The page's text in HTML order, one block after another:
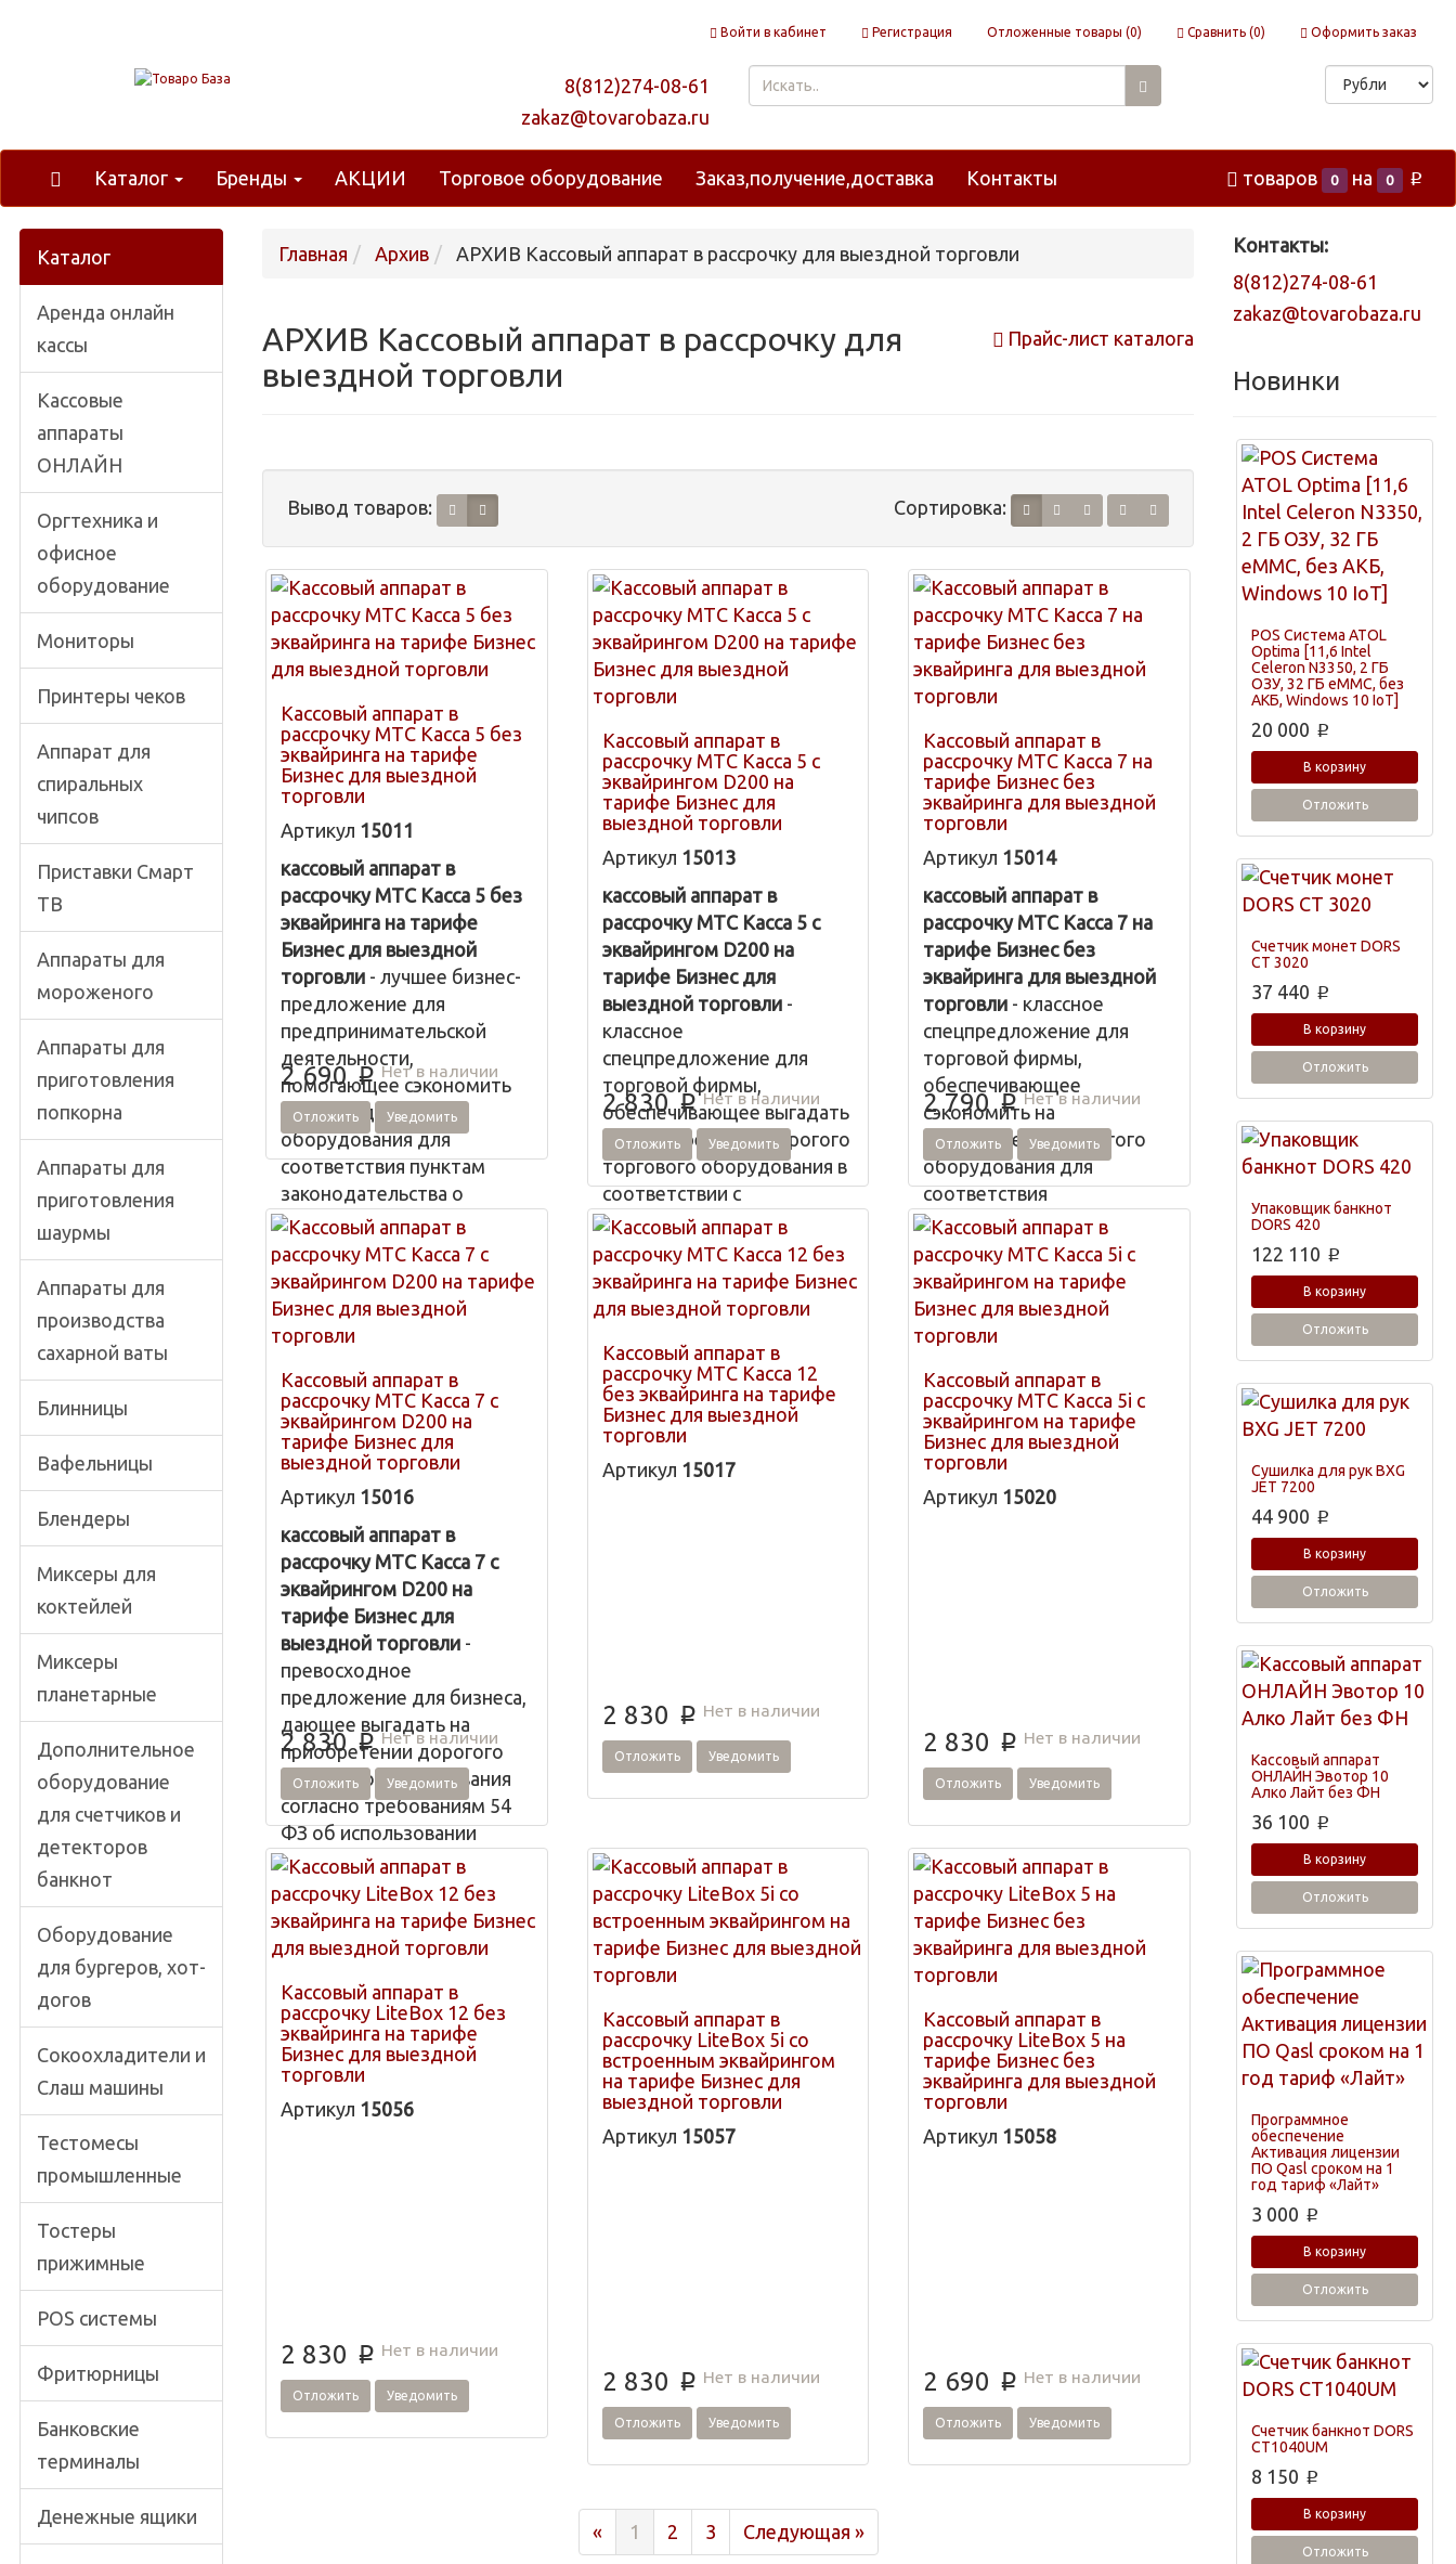
Войти в кабинет Регистрация Отложенные товары (0) Сравнить (0) Оформить заказ
8(812)274-08-61
zakaz@tovarobaza.ru
Каталог Бренды АКЦИИ Торговое оборудование Заказ,получение,доставка Контакты товаров 0 на 0 p
Каталог
Аренда онлайн
кассы
Кассовые
аппараты
ОНЛАЙН
Оргтехника и
офисное
оборудование
Мониторы
Принтеры чеков
Аппарат для
спиральных
чипсов
Приставки Смарт
ТВ
Аппараты для
мороженого
Аппараты для
приготовления
попкорна
Аппараты для
приготовления
шаурмы
Аппараты для
производства
сахарной ваты
Блинницы
Вафельницы
Блендеры
Миксеры для
коктейлей
Миксеры
планетарные
Дополнительное
оборудование
для счетчиков и
детекторов
банкнот
Оборудование
для бургеров, хот-
догов
Сокоохладители и
Слаш машины
Тестомесы
промышленные
Тостеры
прижимные
POS системы
Фритюрницы
Банковские
терминалы
Денежные ящики
Главная Архив АРХИВ Кассовый аппарат в рассрочку для выездной торговли
Прайс-лист каталога
АРХИВ Кассовый аппарат в рассрочку для
выездной торговли
Вывод товаров: Сортировка:
Кассовый аппарат в
рассрочку МТС Касса 5 без
эквайринга на тарифе
Бизнес для выездной
торговли
Артикул 15011
кассовый аппарат в
рассрочку МТС Касса 5 без
эквайринга на тарифе
Бизнес для выездной
торговли - лучшее бизнес-
предложение для
предпринимательской
деятельности,
помогающее сэкономить
на купле дорогого
оборудования для
соответствия пунктам
законодательства о
применении кассовых
аппаратов.
МТС Касса 5 без эквайринга
на тарифе Бизнес
возможна к применению в
универмагах, Фастфудах,
шалманах, магазинах,
магазинах одежды, лавках,
бутиках и кафе.
2 690 p Нет в наличии
Отложить Уведомить
Кассовый аппарат в
рассрочку МТС Касса 5 с
эквайрингом D200 на
тарифе Бизнес для
выездной торговли
Артикул 15013
кассовый аппарат в
рассрочку МТС Касса 5 с
эквайрингом D200 на
тарифе Бизнес для
выездной торговли-
классное
спецпредложение для
торговой фирмы,
обеспечивающее выгадать
на приобретении дорогого
торгового оборудования в
соответствии с
нормативными
документами закона о
применении ККМ.
МТС Касса 5 с эквайрингом
D200 на тарифе Бизнес
возможна к эксплуатации в
кафе быстрого питания,
маркетах, универмагах,
точках быстрого питания,
Фастфудах и бистро.
2 830 p Нет в наличии
Отложить Уведомить
Кассовый аппарат в
рассрочку МТС Касса 7 на
тарифе Бизнес без
эквайринга для выездной
торговли
Артикул 15014
кассовый аппарат в
рассрочку МТС Касса 7 на
тарифе Бизнес без
эквайринга для выездной
торговли - классное
спецпредложение для
торговой фирмы,
обеспечивающее
сэкономить на
приобретении дорогого
оборудования для
соответствия
нормативным документам
54 ФЗ об использовании
ККТ.
МТС Касса 7 на тарифе
Бизнес без эквайринга
возможна к эксплуатации в
точках быстрого питания,
лавках, зоомагазинах,
супермаркетах, торговых
островках, магазинах
одежды, ларьках и
2 790 p Нет в наличии
Отложить Уведомить
Кассовый аппарат в
рассрочку МТС Касса 7 с
эквайрингом D200 на
тарифе Бизнес для
выездной торговли
Артикул 15016
кассовый аппарат в
рассрочку МТС Касса 7 с
эквайрингом D200 на
тарифе Бизнес для
выездной торговли -
превосходное
предложение для бизнеса,
дающее выгадать на
приобретении дорогого
торгового оборудования
согласно требованиям 54
ФЗ об использовании
онлайн касс.
МТС Касса 7 с эквайрингом
D200 на тарифе Бизнес
может использоваться в
торговых островках,
универмагах, магазинах
одежды, лавках, точках
быстрого питания,
трактирах, ларьках, кафе
быстрого питания и
2 830 p Нет в наличии
Отложить Уведомить
Кассовый аппарат в
рассрочку МТС Касса 12
без эквайринга на тарифе
Бизнес для выездной
торговли
Артикул 15017
2 830 p Нет в наличии
Отложить Уведомить
Кассовый аппарат в
рассрочку МТС Касса 5i с
эквайрингом на тарифе
Бизнес для выездной
торговли
Артикул 15020
2 830 p Нет в наличии
Отложить Уведомить
Кассовый аппарат в
рассрочку LiteBox 12 без
эквайринга на тарифе
Бизнес для выездной
торговли
Артикул 15056
2 830 p Нет в наличии
Отложить Уведомить
Кассовый аппарат в
рассрочку LiteBox 5i со
встроенным эквайрингом
на тарифе Бизнес для
выездной торговли
Артикул 15057
2 830 p Нет в наличии
Отложить Уведомить
Кассовый аппарат в
рассрочку LiteBox 5 на
тарифе Бизнес без
эквайринга для выездной
торговли
Артикул 15058
2 690 p Нет в наличии
Отложить Уведомить
«Previous
1 2 3 Следующая »Next
Контакты:
8(812)274-08-61
zakaz@tovarobaza.ru
Новинки
POS Система ATOL
Optima [11,6 Intel
Celeron N3350, 2 ГБ
ОЗУ, 32 ГБ eMMC, без
АКБ, Windows 10 IoT]
20 000 p
В корзину
Отложить
Счетчик монет DORS
CT 3020
37 440 p
В корзину
Отложить
Упаковщик банкнот
DORS 420
122 110 p
В корзину
Отложить
Сушилка для рук BXG
JET 7200
44 900 p
В корзину
Отложить
Кассовый аппарат
ОНЛАЙН Эвотор 10
Алко Лайт без ФН
36 100 p
В корзину
Отложить
Программное
обеспечение
Активация лицензии
ПО Qasl сроком на 1
год тариф «Лайт»
3 000 p
В корзину
Отложить
Счетчик банкнот DORS
CT1040UM
8 150 p
В корзину
Отложить